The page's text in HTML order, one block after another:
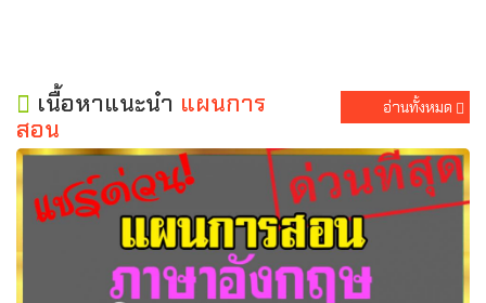
เนื้อหาแนะนำ แผนการ
สอน
อ่านทั้งหมด